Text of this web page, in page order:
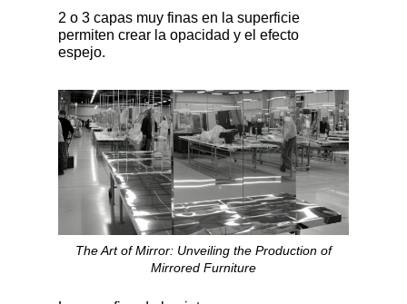
2 o 3 capas muy finas en la superficie
permiten crear la opacidad y el efecto
espejo.
The Art of Mirror: Unveiling the Production of
Mirrored Furniture